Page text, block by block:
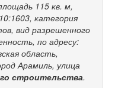
115 кв. м,
категория
вид разрешенного
по адресу:
область,
Арамиль, улица
строительства.